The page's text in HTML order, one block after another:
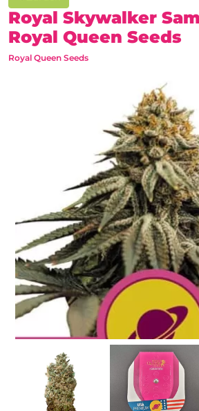
Royal Skywalker
Royal Queen Seeds
Royal Queen Seeds